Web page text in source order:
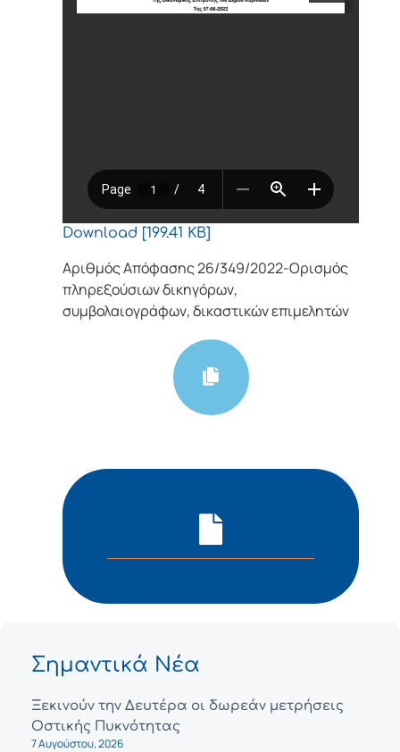
Download [199.41 KB]
Αριθμός Απόφασης 26/349/2022-Ορισμός
πληρεξούσιων δικηγόρων,
συμβολαιογράφων, δικαστικών επιμελητών
Σημαντικά Νέα
Ξεκινούν την Δευτέρα οι δωρεάν μετρήσεις
Οστικής Πυκνότητας
7 Αυγούστου, 2026